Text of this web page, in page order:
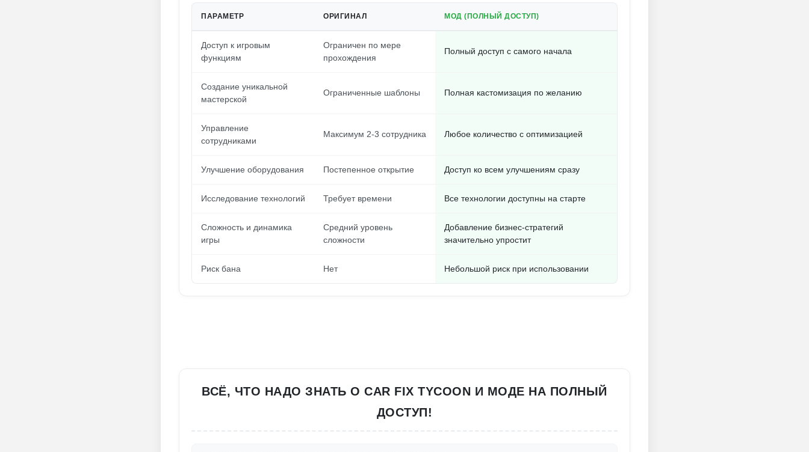
ПАРАМЕТР ОРИГИНАЛ МОД (ПОЛНЫЙ ДОСТУП)
Доступ к игровым
функциям
Ограничен по мере
прохождения
Полный доступ с самого начала
Создание уникальной
мастерской
Ограниченные шаблоны Полная кастомизация по желанию
Управление
сотрудниками
Максимум 2-3 сотрудника Любое количество с оптимизацией
Улучшение оборудования Постепенное открытие Доступ ко всем улучшениям сразу
Исследование технологий Требует времени Все технологии доступны на старте
Сложность и динамика
игры
Средний уровень
сложности
Добавление бизнес-стратегий
значительно упростит
Риск бана Нет Небольшой риск при использовании
ВСЁ, ЧТО НАДО ЗНАТЬ О CAR FIX TYCOON И МОДЕ НА ПОЛНЫЙ
ДОСТУП!